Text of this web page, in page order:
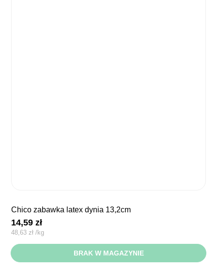
chico zabawka latex dynia 13,2cm
14,59zł
48,63zł /kg
BRAK W MAGAZYNIE